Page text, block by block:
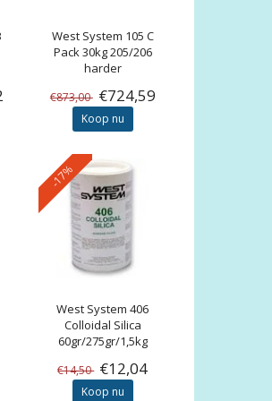
West System 105 C
Pack 30kg 205/206
harder
€873,00 €724,59
Koop nu
-17%
West System 406
Colloidal Silica
60gr/275gr/1,5kg
€14,50 €12,04
Koop nu